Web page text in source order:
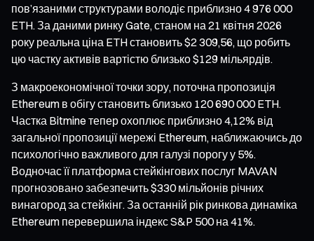
пов’язаними структурами володіє приблизно 4 976 000
ETH. За даними ринку Gate, станом на 21 квітня 2026
року реальна ціна ETH становить $2 309,56, що робить
цю частку активів вартістю близько $129 мільярдів.
З макроекономічної точки зору, поточна пропозиція
Ethereum в обігу становить близько 120 690 000 ETH.
Частка Bitmine тепер охоплює приблизно 4,12% від
загальної пропозиції мережі Ethereum, наближаючись до
психологічно важливого для галузі порогу у 5%.
Водночас її платформа стейкінгових послуг MAVAN
прогнозовано забезпечить $330 мільйонів річних
винагород за стейкінг. За останній рік ринкова динаміка
Ethereum перевершила індекс S&P 500 на 41%.